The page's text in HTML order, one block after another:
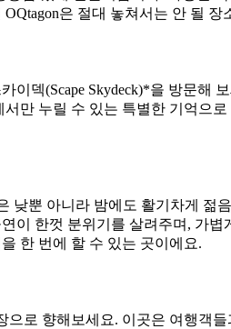
은 절대 놓쳐서는 안 될 장
덱(Scape Skydeck)*을 방문해
만 누릴 수 있는 특별한 기억으
낮뿐 아니라 밤에도 활기차게 젊
이 한껏 분위기를 살려주며, 가
한 번에 할 수 있는 곳이에요.
로 향해보세요. 이곳은 여행객